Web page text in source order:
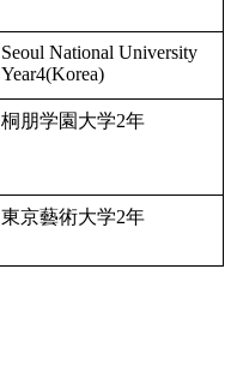
Seoul National University
Year4(Korea)
桐朋学園大学2年
東京藝術大学2年